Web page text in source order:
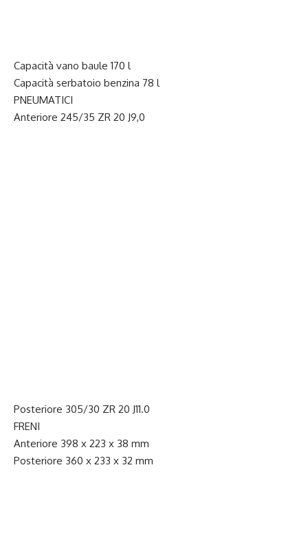
Capacità vano baule 170 l
Capacità serbatoio benzina 78 l
PNEUMATICI
Anteriore 245/35 ZR 20 J9,0
Posteriore 305/30 ZR 20 J11.0
FRENI
Anteriore 398 x 223 x 38 mm
Posteriore 360 x 233 x 32 mm